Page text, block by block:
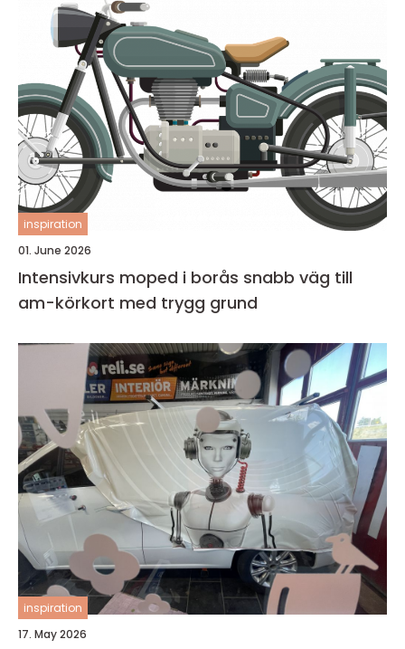
inspiration
01. June 2026
Intensivkurs moped i borås snabb väg till
am-körkort med trygg grund
inspiration
17. May 2026